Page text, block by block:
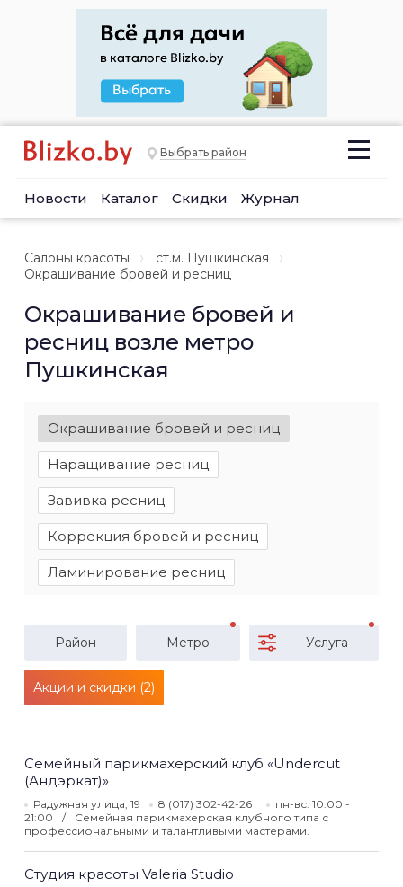
Выбрать район
Новости Каталог Скидки Журнал
Салоны красоты
ст.м. Пушкинская
Окрашивание бровей и ресниц
Окрашивание бровей и
ресниц возле метро
Пушкинская
Окрашивание бровей и ресниц
Наращивание ресниц
Завивка ресниц
Коррекция бровей и ресниц
Ламинирование ресниц
Район Метро Услуга
Акции и скидки (2)
Семейный парикмахерский клуб «Undercut
(Андэркат)»
Радужная улица, 19 8 (017) 302-42-26
пн-вс: 10:00 -
21:00
Семейная парикмахерская клубного типа с
профессиональными и талантливыми мастерами.
Студия красоты Valeria Studio